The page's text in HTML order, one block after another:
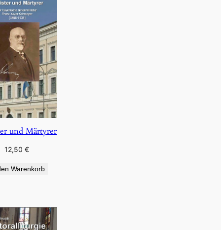
und Märtyrer
12,50€
Warenkorb